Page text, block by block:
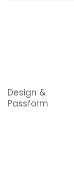
Design &
Passform